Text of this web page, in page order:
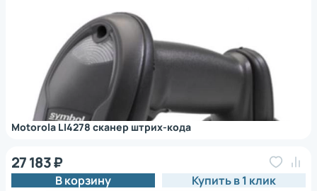
Motorola LI4278 сканер штрих-кода
27 183 ₽
В корзину Купить в 1 клик